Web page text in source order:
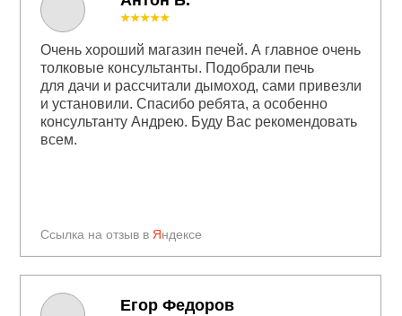
Ссылка на отзыв в Яндексе
★★★★★
Очень хороший магазин печей. А главное очень
толковые консультанты. Подобрали печь
для дачи и рассчитали дымоход, сами привезли
и установили. Спасибо ребята, а особенно
консультанту Андрею. Буду Вас рекомендовать
всем.
Егор Федоров